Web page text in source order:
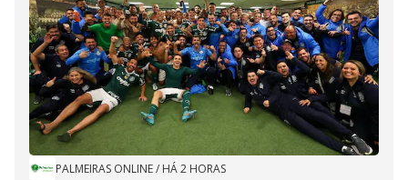
PALMEIRAS ONLINE/ HÁ 2 HORAS